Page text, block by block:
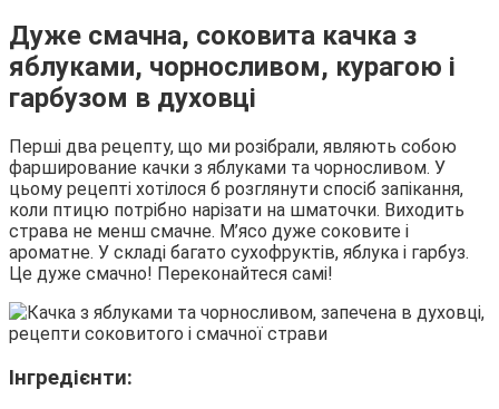
Дуже смачна, соковита качка з
яблуками, чорносливом, курагою і
гарбузом в духовці
Перші два рецепту, що ми розібрали, являють собою
фарширование качки з яблуками та чорносливом. У
цьому рецепті хотілося б розглянути спосіб запікання,
коли птицю потрібно нарізати на шматочки. Виходить
страва не менш смачне. М’ясо дуже соковите і
ароматне. У складі багато сухофруктів, яблука і гарбуз.
Це дуже смачно! Переконайтеся самі!
Інгредієнти: